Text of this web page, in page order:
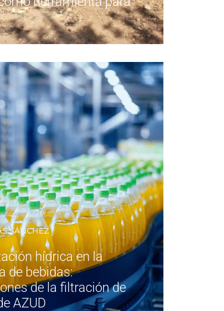
SÁNCHEZ
hídrica en la
de bebidas:
de la filtración de
AZUD